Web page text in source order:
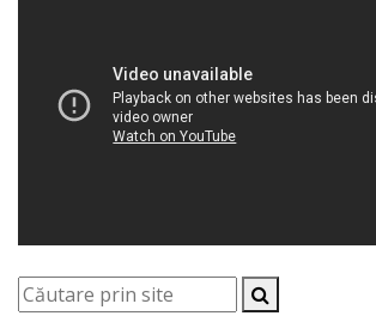
Organigrama
local